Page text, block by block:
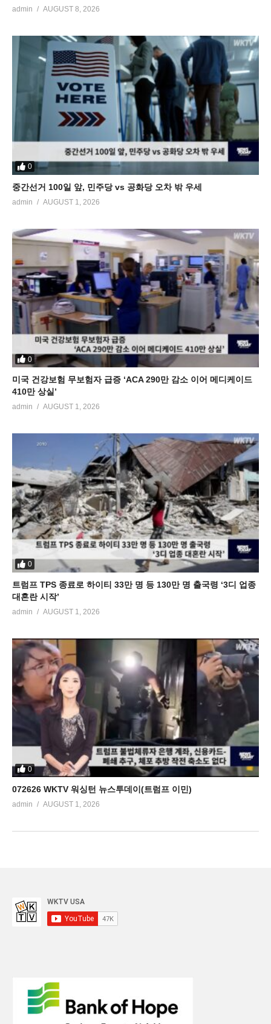
admin AUGUST 8, 2026
0
중간선거 100일 앞, 민주당 vs 공화당 오차 밖 우세
admin AUGUST 1, 2026
0
미국 건강보험 무보험자 급증 ‘ACA 290만 감소 이어 메디케이드
410만 상실’
admin AUGUST 1, 2026
0
트럼프 TPS 종료로 하이티 33만 명 등 130만 명 출국령 ‘3디 업종
대혼란 시작’
admin AUGUST 1, 2026
0
072626 WKTV 워싱턴 뉴스투데이(트럼프 이민)
admin AUGUST 1, 2026